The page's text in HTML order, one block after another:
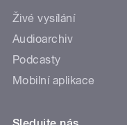
Živé vysílání
Audioarchiv
Podcasty
Mobilní aplikace